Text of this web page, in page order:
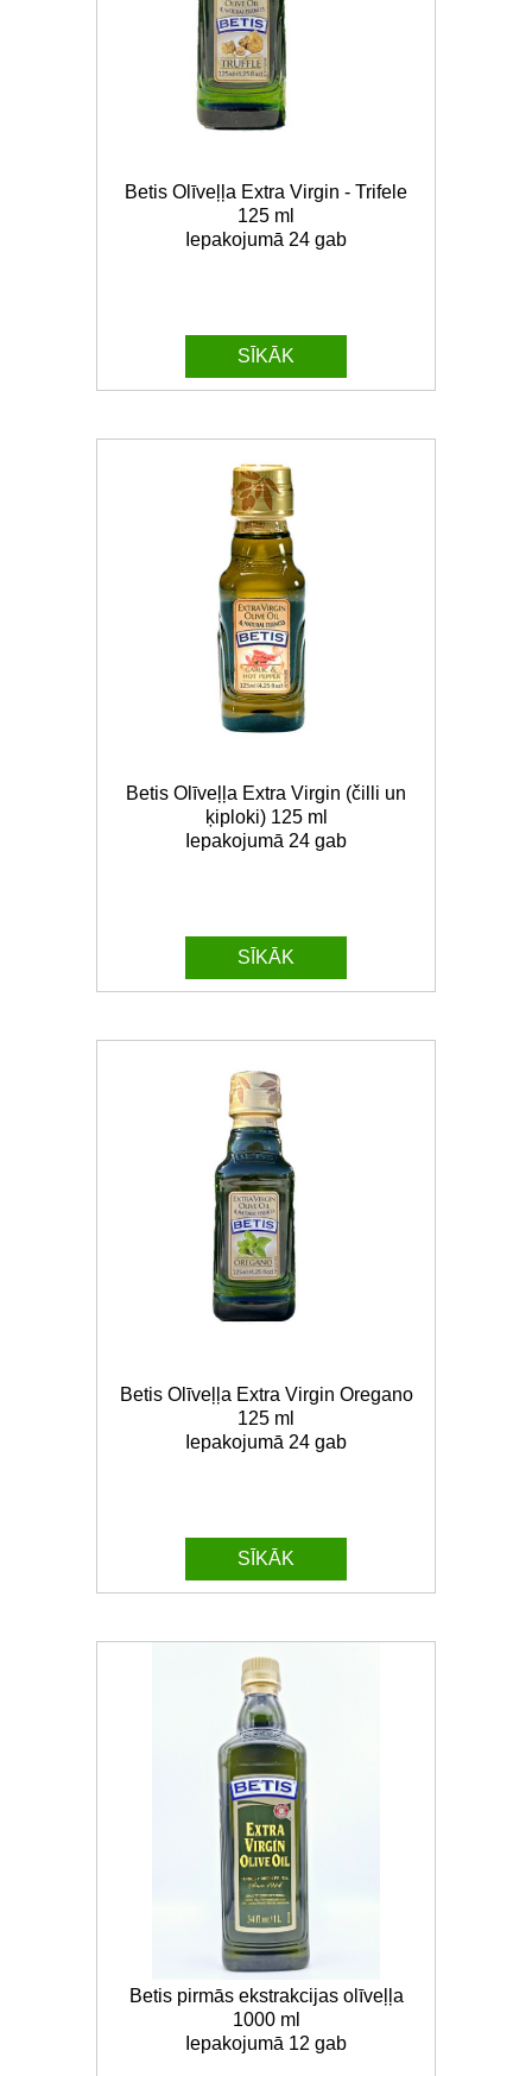
Betis Olīveļļa Extra Virgin - Trifele
125 ml
Iepakojumā 24 gab
SĪKĀK
Betis Olīveļļa Extra Virgin (čilli un
ķiploki) 125 ml
Iepakojumā 24 gab
SĪKĀK
Betis Olīveļļa Extra Virgin Oregano
125 ml
Iepakojumā 24 gab
SĪKĀK
Betis pirmās ekstrakcijas olīveļļa
1000 ml
Iepakojumā 12 gab